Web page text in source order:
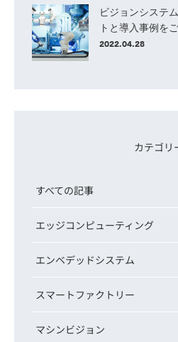
ビジョンシステ
トと導入事例を
2022.04.28
カテゴリ
すべての記事
エッジコンピューティング
エンベデッドシステム
スマートファクトリー
マシンビジョン